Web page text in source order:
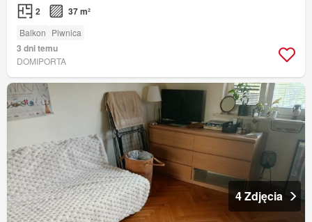
2 37 m²
Balkon Piwnica
3 dni temu
DOMIPORTA
4 Zdjęcia